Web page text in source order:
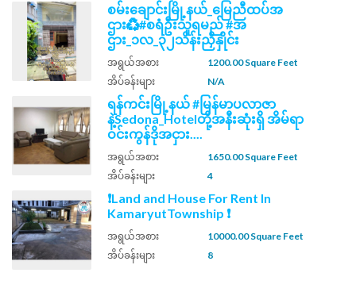
စမ်းချောင်းမြို့နယ်_မြေညီထပ်အ
ဌား♻️#စရံဦးသူရမည် #အ
ဌား_၁လ_၃၂သိန်းညှိနှိုင်း
အရွယ်အစား
1200.00 Square Feet
အိပ်ခန်းများ
N/A
ရန်ကင်းမြို့နယ် #မြန်မာပလာဇာ
နဲ့Sedona_Hotelတို့အနီးဆုံးရှိ အိမ်ရာ
ဝင်းကွန်ဒိုအငှား....
အရွယ်အစား
1650.00 Square Feet
အိပ်ခန်းများ
4
❗Land and House For Rent In
KamaryutTownship ❗
အရွယ်အစား
10000.00 Square Feet
အိပ်ခန်းများ
8